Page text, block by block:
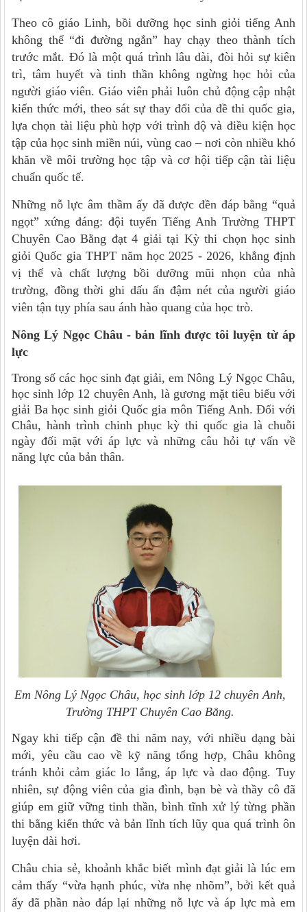
Theo cô giáo Linh, bồi dưỡng học sinh giỏi tiếng Anh
không thể “đi đường ngắn” hay chạy theo thành tích
trước mắt. Đó là một quá trình lâu dài, đòi hỏi sự kiên
trì, tâm huyết và tinh thần không ngừng học hỏi của
người giáo viên. Giáo viên phải luôn chủ động cập nhật
kiến thức mới, theo sát sự thay đổi của đề thi quốc gia,
lựa chọn tài liệu phù hợp với trình độ và điều kiện học
tập của học sinh miền núi, vùng cao – nơi còn nhiều khó
khăn về môi trường học tập và cơ hội tiếp cận tài liệu
chuẩn quốc tế.
Những nỗ lực âm thầm ấy đã được đền đáp bằng “quả
ngọt” xứng đáng: đội tuyển Tiếng Anh Trường THPT
Chuyên Cao Bằng đạt 4 giải tại Kỳ thi chọn học sinh
giỏi Quốc gia THPT năm học 2025 - 2026, khẳng định
vị thế và chất lượng bồi dưỡng mũi nhọn của nhà
trường, đồng thời ghi dấu ấn đậm nét của người giáo
viên tận tụy phía sau ánh hào quang của học trò.
Nông Lý Ngọc Châu - bản lĩnh được tôi luyện từ áp
lực
Trong số các học sinh đạt giải, em Nông Lý Ngọc Châu,
học sinh lớp 12 chuyên Anh, là gương mặt tiêu biểu với
giải Ba học sinh giỏi Quốc gia môn Tiếng Anh. Đối với
Châu, hành trình chinh phục kỳ thi quốc gia là chuỗi
ngày đối mặt với áp lực và những câu hỏi tự vấn về
năng lực của bản thân.
Em Nông Lý Ngọc Châu, học sinh lớp 12 chuyên Anh,
Trường THPT Chuyên Cao Bằng.
Ngay khi tiếp cận đề thi năm nay, với nhiều dạng bài
mới, yêu cầu cao về kỹ năng tổng hợp, Châu không
tránh khỏi cảm giác lo lắng, áp lực và dao động. Tuy
nhiên, sự động viên của gia đình, bạn bè và thầy cô đã
giúp em giữ vững tinh thần, bình tĩnh xử lý từng phần
thi bằng kiến thức và bản lĩnh tích lũy qua quá trình ôn
luyện dài hơi.
Châu chia sẻ, khoảnh khắc biết mình đạt giải là lúc em
cảm thấy “vừa hạnh phúc, vừa nhẹ nhõm”, bởi kết quả
ấy đã phần nào đáp lại những nỗ lực và áp lực mà em